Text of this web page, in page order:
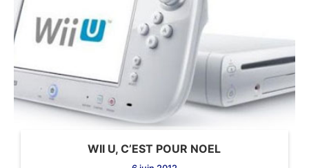
WII U, C’EST POUR NOEL